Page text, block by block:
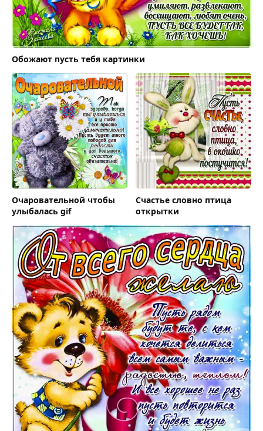
Обожают пусть тебя картинки
Очаровательной чтобы
улыбалась gif
Счастье словно птица
открытки